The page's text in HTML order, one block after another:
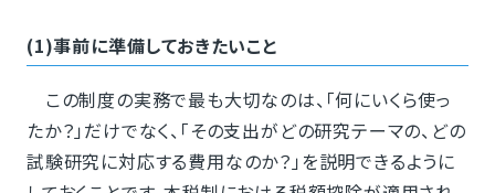
(1)事前に準備しておきたいこと
この制度の実務で最も大切なのは、「何にいくら使っ
たか？」だけでなく、「その支出がどの研究テーマの、どの
試験研究に対応する費用なのか？」を説明できるように